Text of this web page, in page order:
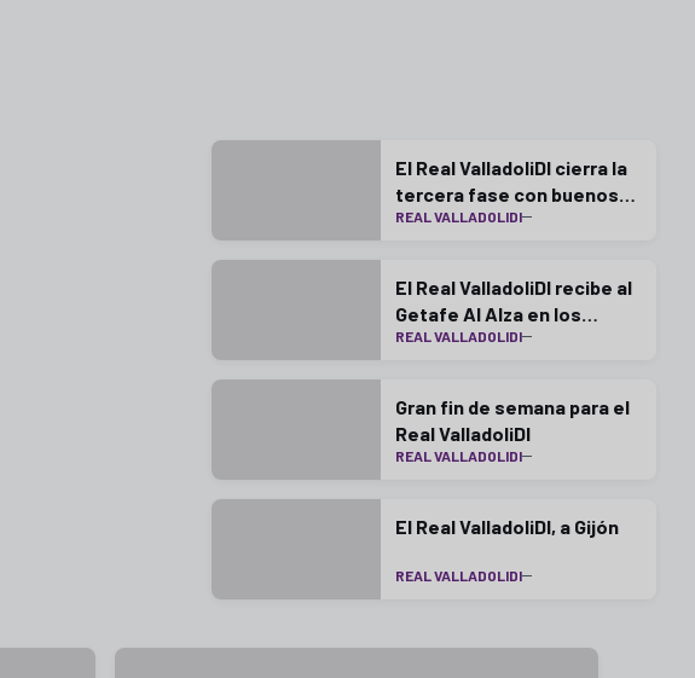
El Real ValladoliDI cierra la
tercera fase con buenos
resultados
REAL VALLADOLIDI
El Real ValladoliDI recibe al
Getafe Al Alza en los
Anexos
REAL VALLADOLIDI
Gran fin de semana para el
Real ValladoliDI
REAL VALLADOLIDI
El Real ValladoliDI, a Gijón
REAL VALLADOLIDI